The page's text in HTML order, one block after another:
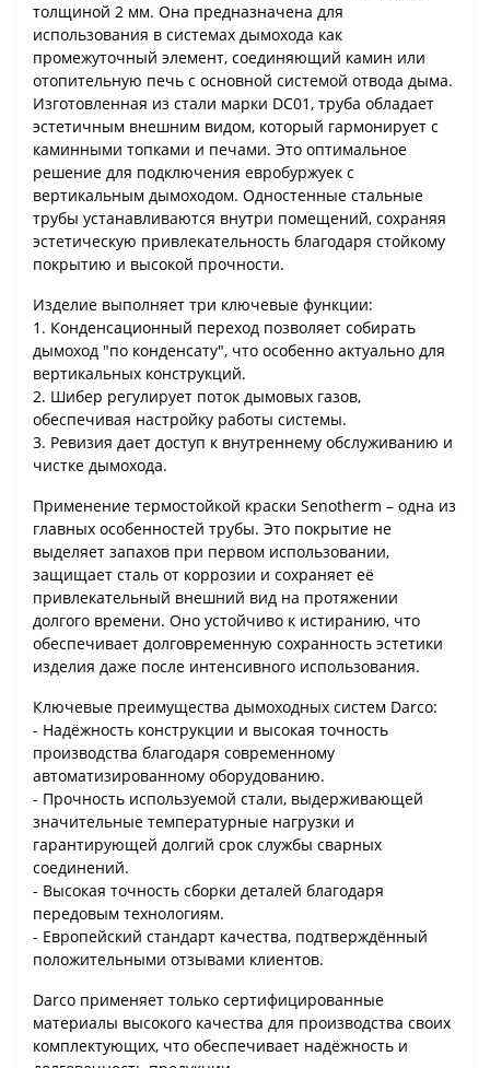
толщиной 2 мм. Она предназначена для
использования в системах дымохода как
промежуточный элемент, соединяющий камин или
отопительную печь с основной системой отвода дыма.
Изготовленная из стали марки DC01, труба обладает
эстетичным внешним видом, который гармонирует с
каминными топками и печами. Это оптимальное
решение для подключения евробуржуек с
вертикальным дымоходом. Одностенные стальные
трубы устанавливаются внутри помещений, сохраняя
эстетическую привлекательность благодаря стойкому
покрытию и высокой прочности.
Изделие выполняет три ключевые функции:
1. Конденсационный переход позволяет собирать
дымоход "по конденсату", что особенно актуально для
вертикальных конструкций.
2. Шибер регулирует поток дымовых газов,
обеспечивая настройку работы системы.
3. Ревизия дает доступ к внутреннему обслуживанию и
чистке дымохода.
Применение термостойкой краски Senotherm – одна из
главных особенностей трубы. Это покрытие не
выделяет запахов при первом использовании,
защищает сталь от коррозии и сохраняет её
привлекательный внешний вид на протяжении
долгого времени. Оно устойчиво к истиранию, что
обеспечивает долговременную сохранность эстетики
изделия даже после интенсивного использования.
Ключевые преимущества дымоходных систем Darco:
- Надёжность конструкции и высокая точность
производства благодаря современному
автоматизированному оборудованию.
- Прочность используемой стали, выдерживающей
значительные температурные нагрузки и
гарантирующей долгий срок службы сварных
соединений.
- Высокая точность сборки деталей благодаря
передовым технологиям.
- Европейский стандарт качества, подтверждённый
положительными отзывами клиентов.
Darco применяет только сертифицированные
материалы высокого качества для производства своих
комплектующих, что обеспечивает надёжность и